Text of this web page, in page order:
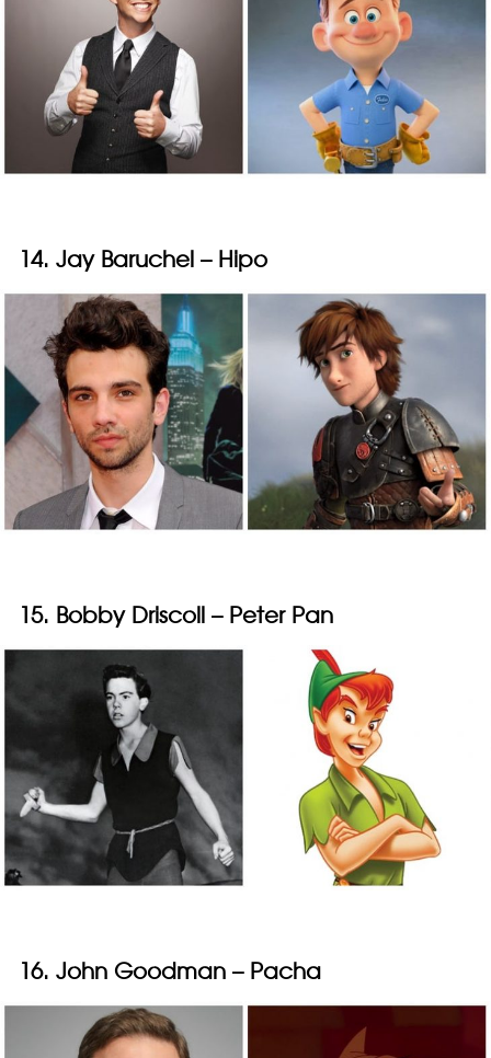
14. Jay Baruchel – Hipo
15. Bobby Driscoll – Peter Pan
16. John Goodman – Pacha